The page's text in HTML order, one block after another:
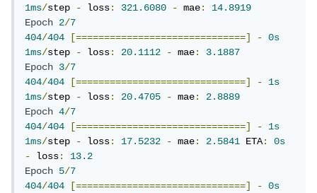
1ms/step - loss: 321.6080 - mae:
14.8919
Epoch
2/7
404/404 [==============================] -
0s
1ms/step - loss: 20.1112 - mae:
3.1887
Epoch
3/7
404/404 [==============================] -
1s
1ms/step - loss: 20.4705 - mae:
2.8889
Epoch
4/7
404/404 [==============================] -
1s
1ms/step - loss: 17.5232 - mae: 2.5841 ETA:
0s
-
loss:
13.2
Epoch
5/7
404/404 [==============================] -
0s